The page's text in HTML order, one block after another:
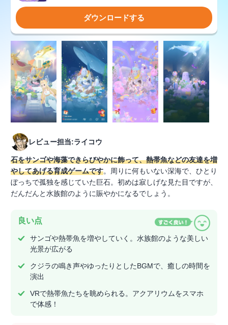
ダウンロードする
レビュー担当:ライコウ
石をサンゴや海藻できらびやかに飾って、熱帯魚などの友達を増
やしてあげる育成ゲームです。周りに何もいない深海で、ひとり
ぼっちで孤独を感じていた巨石。初めは寂しげな見た目ですが、
だんだんと水族館のように賑やかになるでしょう。
良い点
サンゴや熱帯魚を増やしていく。水族館のような美しい
光景が広がる
クジラの鳴き声やゆったりとしたBGMで、癒しの時間を
演出
VRで熱帯魚たちを眺められる。アクアリウムをスマホ
で体感！